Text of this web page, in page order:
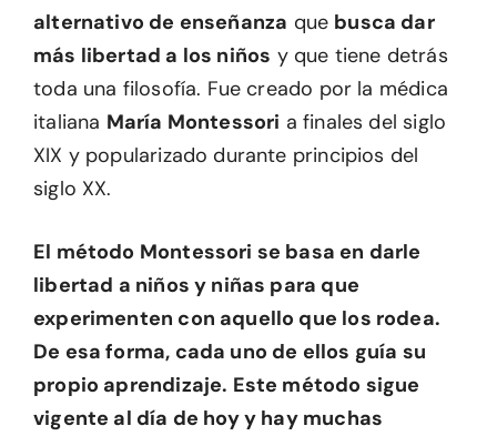
alternativo de enseñanza que busca dar
más libertad a los niños y que tiene detrás
toda una filosofía. Fue creado por la médica
italiana María Montessori a finales del siglo
XIX y popularizado durante principios del
siglo XX.
El método Montessori se basa en darle
libertad a niños y niñas para que
experimenten con aquello que los rodea.
De esa forma, cada uno de ellos guía su
propio aprendizaje. Este método sigue
vigente al día de hoy y hay muchas